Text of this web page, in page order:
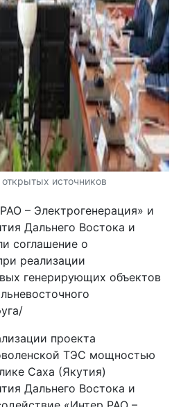
открытых источников
– Электрогенерация» и
Дальнего Востока и
соглашение о
реализации
генерирующих объектов
проекта
ТЭС мощностью
Саха (Якутия)
Дальнего Востока и